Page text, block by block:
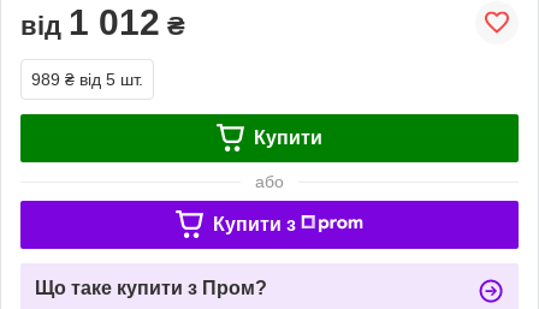
від 1 012 ₴
989 ₴ від 5 шт.
Купити
або
Купити з
Що таке купити з Пром?